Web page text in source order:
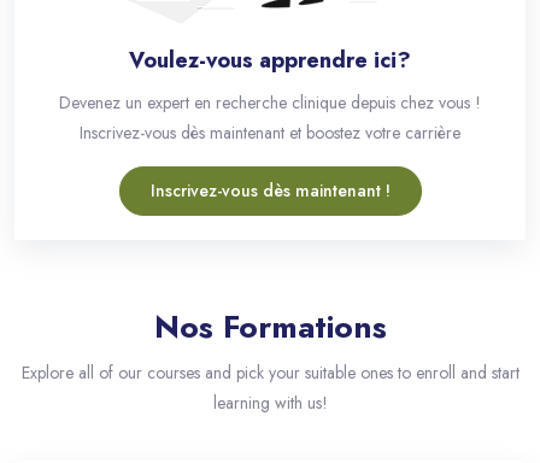
Voulez-vous apprendre ici?
Devenez un expert en recherche clinique depuis chez vous !
Inscrivez-vous dès maintenant et boostez votre carrière
Inscrivez-vous dès maintenant !
Passer [eDash] Categories Area TwoNos Formations
Explore all of our courses and pick your suitable ones to enroll and start
learning with us!